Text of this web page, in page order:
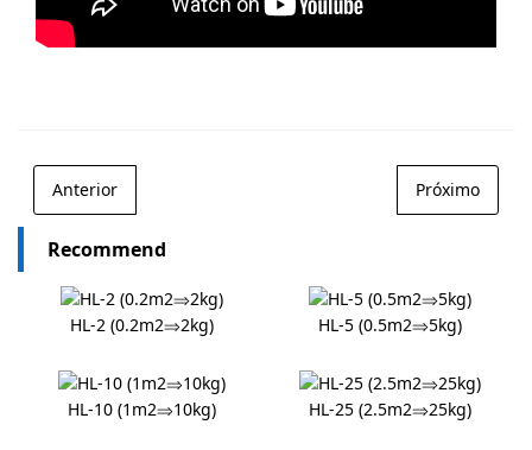
Anterior Próximo
Recommend
HL-2 (0.2m2⇒2kg) HL-5 (0.5m2⇒5kg)
HL-10 (1m2⇒10kg) HL-25 (2.5m2⇒25kg)